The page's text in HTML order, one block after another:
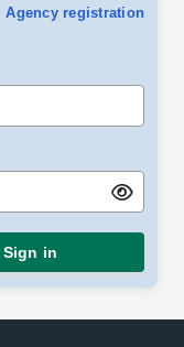
Agency registration
Sign in